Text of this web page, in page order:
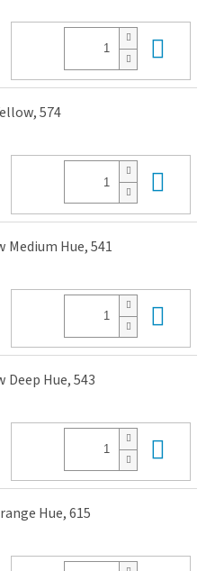
574
Medium Hue, 541
Deep Hue, 543
Hue, 615